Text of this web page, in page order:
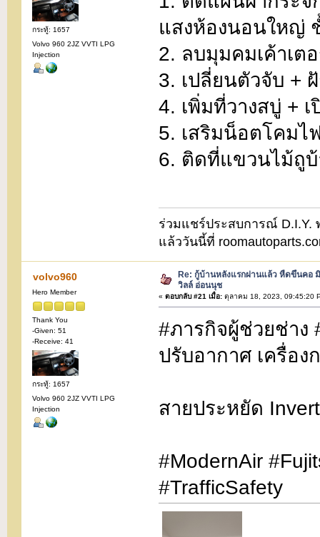
กระทู้: 1657
Volvo 960 2JZ VVTI LPG
Injection
แสงห้องนอนใหญ่
2. ลบมุมคมเค้าเต
3. เปลี่ยนตัวจับ +
4. เพิ่มที่วางสบู่ +
5. เสริมน็อตโคมไ
6. ติดที่แขวนไม้ถู
ร่วมแชร์ประสบการณ์ D.I.Y.
แล้ววันนี้ที่
volvo960
Hero Member
Thank You
-Given: 51
-Receive: 41
กระทู้: 1657
Volvo 960 2JZ VVTI LPG
Injection
Re: กู้บ้านหลังแรกผ่านแล้ว หืดขึ้นคอ
วิลล์ อ่อนนุช
« ตอบกลับ #21 เมื่อ:ตุลาคม 18, 2023, 09:45:20
#ภารกิจผู้ช่วยช่าง
ปรับอากาศ เครื่อ
สายประหยัด
#ModernAir
#TrafficSafety